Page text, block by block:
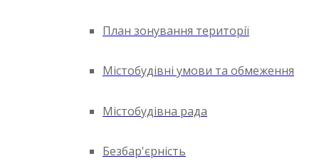
План зонування території
Містобудівні умови та обмеження
Містобудівна рада
Безбар'єрність